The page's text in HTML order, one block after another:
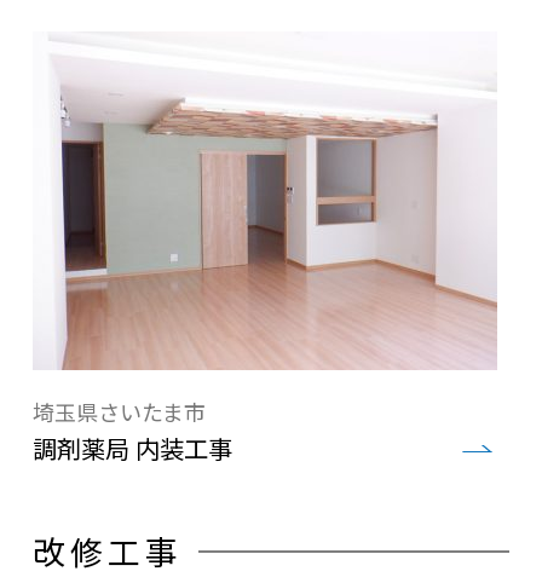
埼玉県さいたま市
調剤薬局 内装工事
改修工事